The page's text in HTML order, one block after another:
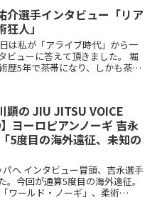
介選手インタビュー「リア
狂人」
は私が「アライブ時代」から一
ビューに答えて頂きました。 堀
歴5年で茶帯になり、しかも茶帯
顕の JIU JITSU VOICE
ヨーロピアンノーギ 吉永
5度目の海外遠征、未知の
へ インタビュー冒頭、吉永選手
今回が通算5度目の海外遠征。
ワールド・ノーギ」、柔術